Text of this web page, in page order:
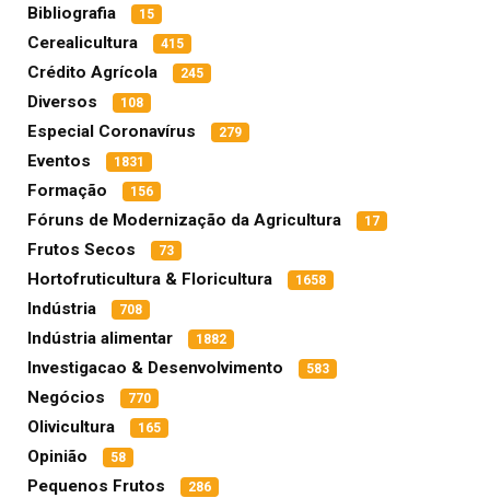
Bibliografia 15
Cerealicultura 415
Crédito Agrícola 245
Diversos 108
Especial Coronavírus 279
Eventos 1831
Formação 156
Fóruns de Modernização da Agricultura 17
Frutos Secos 73
Hortofruticultura & Floricultura 1658
Indústria 708
Indústria alimentar 1882
Investigacao & Desenvolvimento 583
Negócios 770
Olivicultura 165
Opinião 58
Pequenos Frutos 286